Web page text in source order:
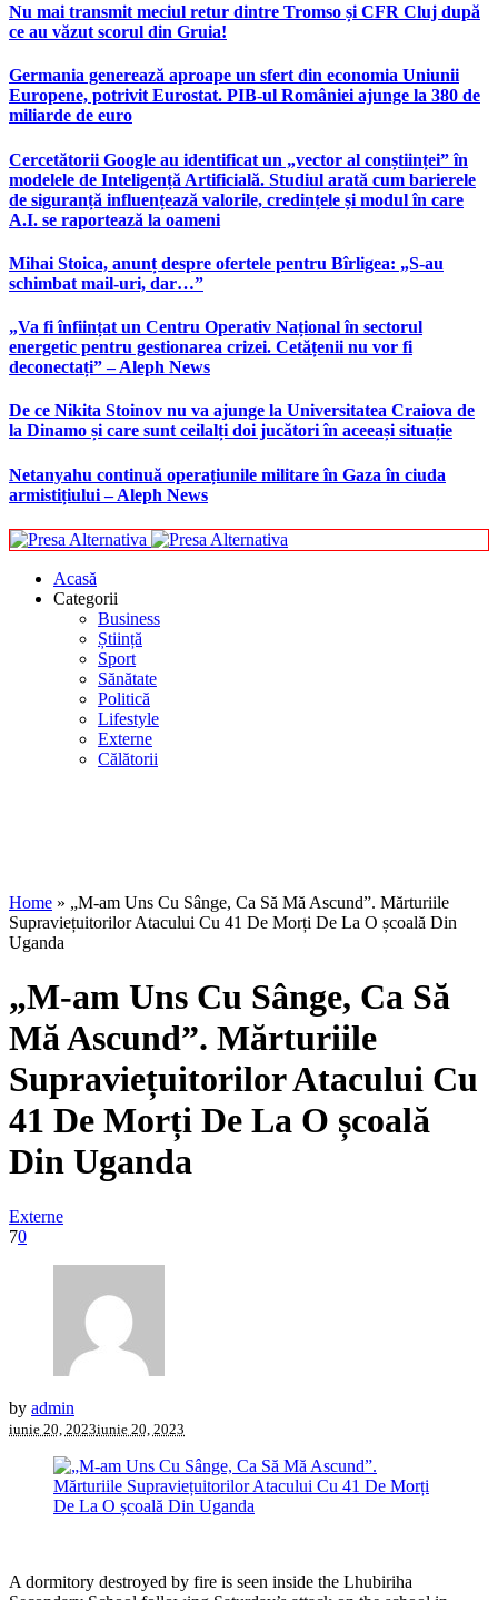
Nu mai transmit meciul retur dintre Tromso și CFR Cluj după
ce au văzut scorul din Gruia!
Germania generează aproape un sfert din economia Uniunii
Europene, potrivit Eurostat. PIB-ul României ajunge la 380 de
miliarde de euro
Cercetătorii Google au identificat un „vector al conștiinței” în
modelele de Inteligență Artificială. Studiul arată cum barierele
de siguranță influențează valorile, credințele și modul în care
A.I. se raportează la oameni
Mihai Stoica, anunț despre ofertele pentru Bîrligea: „S-au
schimbat mail-uri, dar…”
„Va fi înființat un Centru Operativ Național în sectorul
energetic pentru gestionarea crizei. Cetățenii nu vor fi
deconectați” – Aleph News
De ce Nikita Stoinov nu va ajunge la Universitatea Craiova de
la Dinamo și care sunt ceilalți doi jucători în aceeași situație
Netanyahu continuă operațiunile militare în Gaza în ciuda
armistițiului – Aleph News
Acasă
Categorii
Business
Știință
Sport
Sănătate
Politică
Lifestyle
Externe
Călătorii
Home » „M-am Uns Cu Sânge, Ca Să Mă Ascund”. Mărturiile
Supraviețuitorilor Atacului Cu 41 De Morți De La O școală Din
Uganda
„M-am Uns Cu Sânge, Ca Să
Mă Ascund”. Mărturiile
Supraviețuitorilor Atacului Cu
41 De Morți De La O școală
Din Uganda
Externe
70
by admin
iunie 20, 2023iunie 20, 2023
A dormitory destroyed by fire is seen inside the Lhubiriha